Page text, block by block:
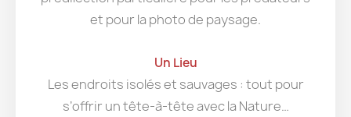
et pour la photo de paysage.
Un Lieu
Les endroits isolés et sauvages : tout pour
s’offrir un tête-à-tête avec la Nature…